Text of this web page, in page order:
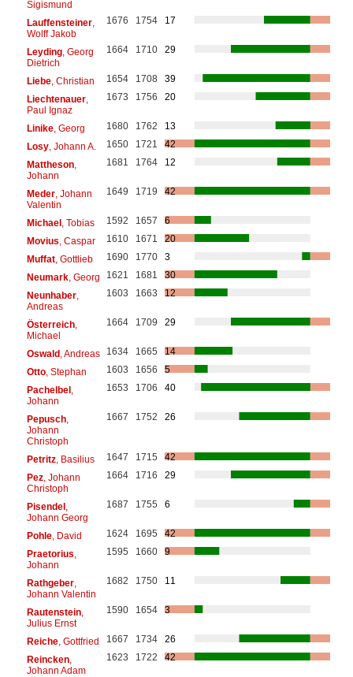
Sigismund
Lauffensteiner,
Wolff Jakob
1676 1754 17
Leyding, Georg
Dietrich
1664 1710 29
Liebe, Christian 1654 1708
39
Liechtenauer,
Paul Ignaz
1673 1756 20
Linike, Georg 1680 1762
13
Losy, Johann A. 1650 1721
42
Mattheson,
Johann
1681 1764 12
Meder, Johann
Valentin
1649 1719 42
Michael, Tobias 1592 1657
6
Movius , Caspar 1610 1671
20
Muffat, Gottlieb 1690 1770
3
Neumark, Georg 1621 1681
30
Neunhaber,
Andreas
1603 1663 12
Österreich,
Michael
1664 1709 29
Oswald, Andreas 1634 1665
14
Otto, Stephan 1603 1656
5
Pachelbel,
Johann
1653 1706 40
Pepusch,
Johann
Christoph
1667 1752 26
Petritz, Basilius 1647 1715
42
Pez, Johann
Christoph
1664 1716 29
Pisendel,
Johann Georg
1687 1755 6
Pohle, David 1624 1695
42
Praetorius
Johann
1595 1660 9
Rathgeber,
Johann Valentin
1682 1750 11
Rautenstein,
Julius Ernst
1590 1654 3
Reiche, Gottfried 1667 1734
26
Reincken,
Johann Adam
1623 1722 42